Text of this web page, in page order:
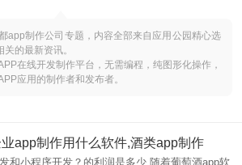
app制作公司专题，内容全部来自应用公园精心选
的最新资讯。
在线开发制作平台，无需编程，纯图形化操作，
应用的制作者和发布者。
app制作用什么软件,酒类app制作
和小程序开发？的利润是多少 随着葡萄酒app软